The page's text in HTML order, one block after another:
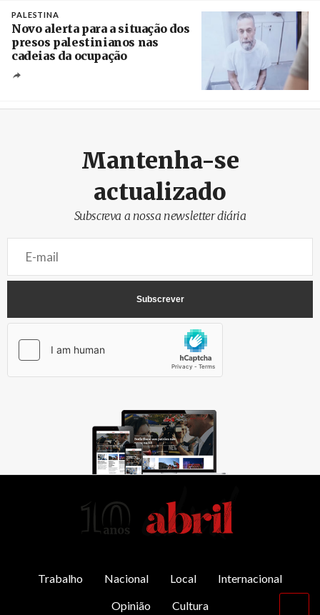
PALESTINA
Novo alerta para a situação dos
presos palestinianos nas
cadeias da ocupação
Mantenha-se
actualizado
Subscreva a nossa newsletter diária
Trabalho Nacional Local
Internacional
Opinião
Cultura